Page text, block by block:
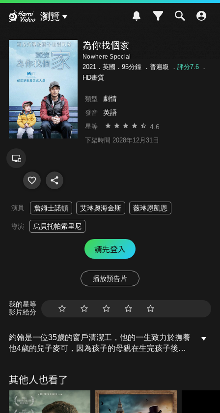
瀏覽
為你找個家
Nowhere Special
2021．英國．95分鐘 ． 普遍級 ． 評分7.6．
HD畫質
類型 劇情
發音 英語
星等 4.6
下架時間 2028年12月31日
演員 詹姆士諾頓 艾琳奧海金斯 薇琳恩凱恩
導演 烏貝托帕索里尼
請先登入
播放預告片
我的星等
影片給分
約翰是一位35歲的窗戶清潔工，他的一生致力於撫養
他4歲的兒子麥可，因為孩子的母親在生完孩子後不
衣食無憂的生活。面對各式各樣的家庭面談，約翰該
如何通過短暫的相遇來判斷一個家庭？而他又是否足
夠了解自己的孩子，可以為他做出選擇？
其他人也看了